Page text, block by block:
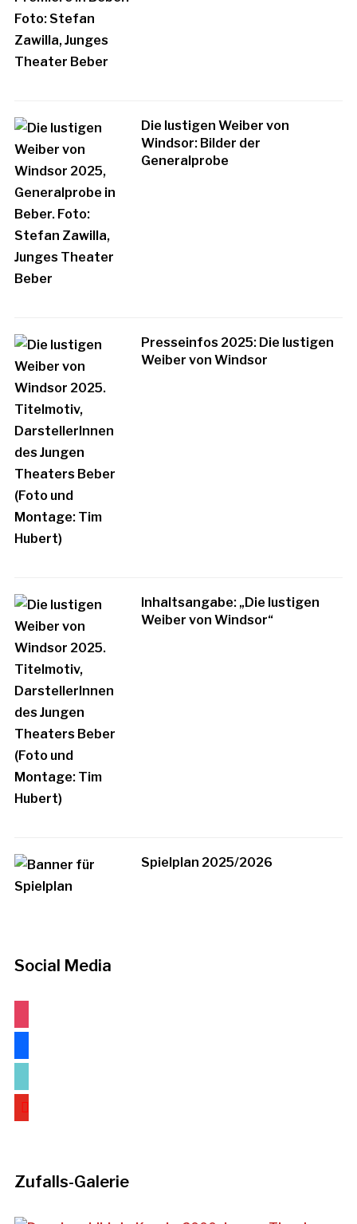
Die lustigen Weiber von
Windsor: Bilder der
Generalprobe
Presseinfos 2025: Die lustigen
Weiber von Windsor
Inhaltsangabe: „Die lustigen
Weiber von Windsor“
Spielplan 2025/2026
Social Media
youtube
Zufalls-Galerie